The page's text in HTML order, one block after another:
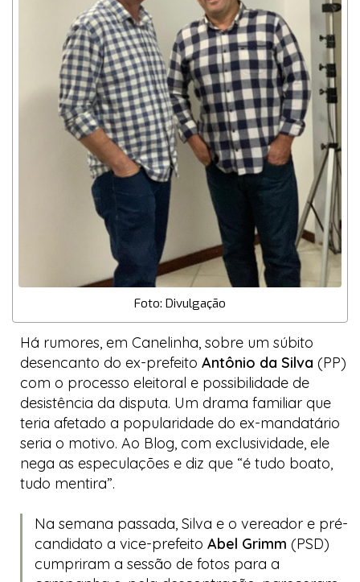
Foto: Divulgação
Há rumores, em Canelinha, sobre um súbito
desencanto do ex-prefeito Antônio da Silva (PP)
com o processo eleitoral e possibilidade de
desistência da disputa. Um drama familiar que
teria afetado a popularidade do ex-mandatário
seria o motivo. Ao Blog, com exclusividade, ele
nega as especulações e diz que “é tudo boato,
tudo mentira”.
Na semana passada, Silva e o vereador e pré-
candidato a vice-prefeito Abel Grimm (PSD)
cumpriram a sessão de fotos para a